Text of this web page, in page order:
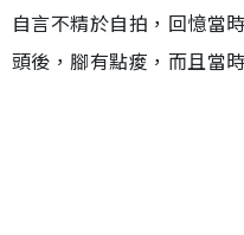
自言不精於自拍，回憶當
頭後，腳有點痠，而且當